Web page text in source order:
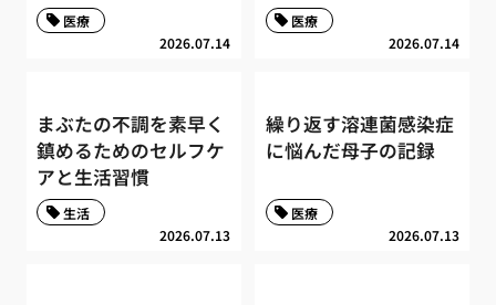
2026.07.14
医療
2026.07.14
医療
まぶたの不調を素早く
鎮めるためのセルフケ
アと生活習慣
2026.07.13
生活
繰り返す溶連菌感染症
に悩んだ母子の記録
2026.07.13
医療